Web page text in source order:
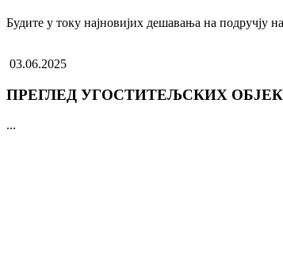
Будите у току најновијих дешавања на подручју
03.06.2025
ПРЕГЛЕД УГОСТИТЕЉСКИХ
...